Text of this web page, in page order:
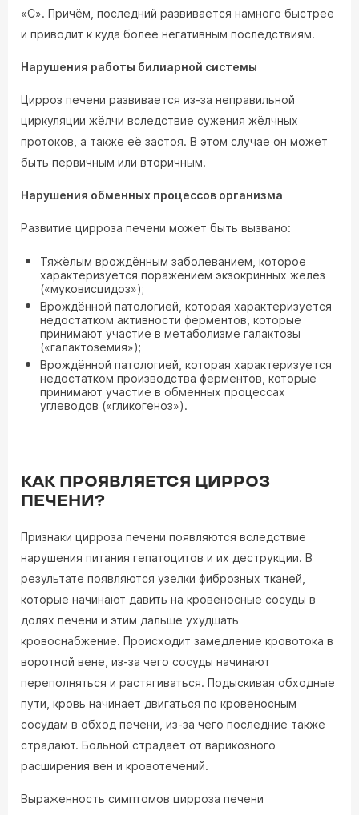
«C». Причём, последний развивается намного быстрее
и приводит к куда более негативным последствиям.
Нарушения работы билиарной системы
Цирроз печени развивается из-за неправильной
циркуляции жёлчи вследствие сужения жёлчных
протоков, а также её застоя. В этом случае он может
быть первичным или вторичным.
Нарушения обменных процессов организма
Развитие цирроза печени может быть вызвано:
Тяжёлым врождённым заболеванием, которое
характеризуется поражением экзокринных желёз
(«муковисцидоз»);
Врождённой патологией, которая характеризуется
недостатком активности ферментов, которые
принимают участие в метаболизме галактозы
(«галактоземия»);
Врождённой патологией, которая характеризуется
недостатком производства ферментов, которые
принимают участие в обменных процессах
углеводов («гликогеноз»).
КАК ПРОЯВЛЯЕТСЯ ЦИРРОЗ
ПЕЧЕНИ?
Признаки цирроза печени появляются вследствие
нарушения питания гепатоцитов и их деструкции. В
результате появляются узелки фиброзных тканей,
которые начинают давить на кровеносные сосуды в
долях печени и этим дальше ухудшать
кровоснабжение. Происходит замедление кровотока в
воротной вене, из-за чего сосуды начинают
переполняться и растягиваться. Подыскивая обходные
пути, кровь начинает двигаться по кровеносным
сосудам в обход печени, из-за чего последние также
страдают. Больной страдает от варикозного
расширения вен и кровотечений.
Выраженность симптомов цирроза печени